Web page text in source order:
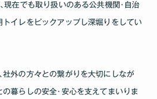
在でも取り扱いのある公共機関･自治
イレをピックアップし深堀りをしてい
外の方々との繋がりを大切にしなが
暮らしの安全･安心を支えてまいりま